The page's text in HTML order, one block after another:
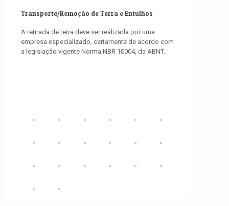
Transporte/Remoção de Terra e Entulhos
A retirada de terra deve ser realizada por uma
empresa especializado, certamente de acordo com
a legislação vigente Norma NBR 10004, da ABNT.